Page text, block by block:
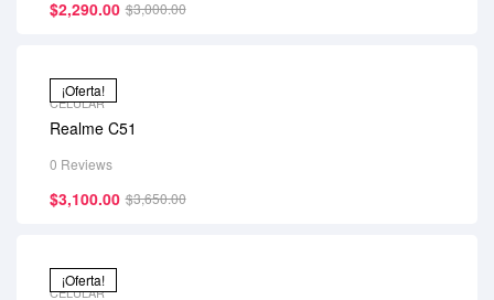
$3,000.00
$2,290.00
¡Oferta!
CELULAR
Realme C51
0 Reviews
$3,650.00
$3,100.00
¡Oferta!
CELULAR